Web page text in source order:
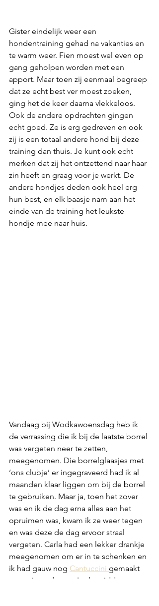
Gister eindelijk weer een
hondentraining gehad na vakanties en
te warm weer. Fien moest wel even op
gang geholpen worden met een
apport. Maar toen zij eenmaal begreep
dat ze echt best ver moest zoeken,
ging het de keer daarna vlekkeloos.
Ook de andere opdrachten gingen
echt goed. Ze is erg gedreven en ook
zij is een totaal andere hond bij deze
training dan thuis. Je kunt ook echt
merken dat zij het ontzettend naar haar
zin heeft en graag voor je werkt. De
andere hondjes deden ook heel erg
hun best, en elk baasje nam aan het
einde van de training het leukste
hondje mee naar huis.
Vandaag bij Wodkawoensdag heb ik
de verrassing die ik bij de laatste borrel
was vergeten neer te zetten,
meegenomen. Die borrelglaasjes met
‘ons clubje’ er ingegraveerd had ik al
maanden klaar liggen om bij de borrel
te gebruiken. Maar ja, toen het zover
was en ik de dag erna alles aan het
opruimen was, kwam ik ze weer tegen
en was deze de dag ervoor straal
vergeten. Carla had een lekker drankje
meegenomen om er in te schenken en
ik had gauw nog Cantuccini gemaakt
om er in te dopen. In de middag gauw